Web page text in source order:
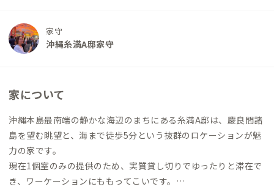
家守
沖縄糸満A邸家守
家について
沖縄本島最南端の静かな海辺のまちにある糸満A邸は、慶良間諸
島を望む眺望と、海まで徒歩5分という抜群のロケーションが魅
力の家です。
現在1個室のみの提供のため、実質貸し切りでゆったりと滞在で
き、ワーケーションにももってこいです。